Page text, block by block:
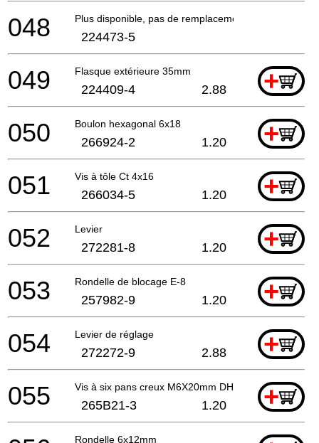
Plus disponible, pas de remplacement
048 224473-5
Flasque extérieure 35mm +
049 224409-4 2.88
Boulon hexagonal 6x18 +
050 266924-2 1.20
Vis à tôle Ct 4x16 +
051 266034-5 1.20
Levier +
052 272281-8 1.20
Rondelle de blocage E-8 +
053 257982-9 1.20
Levier de réglage +
054 272272-9 2.88
Vis à six pans creux M6X20mm DHS660 A+
055 265B21-3 1.20
Rondelle 6x12mm